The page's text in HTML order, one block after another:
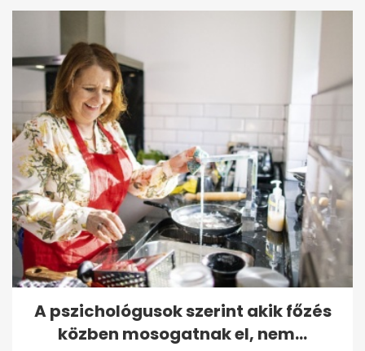
A pszichológusok szerint akik főzés
közben mosogatnak el, nem...